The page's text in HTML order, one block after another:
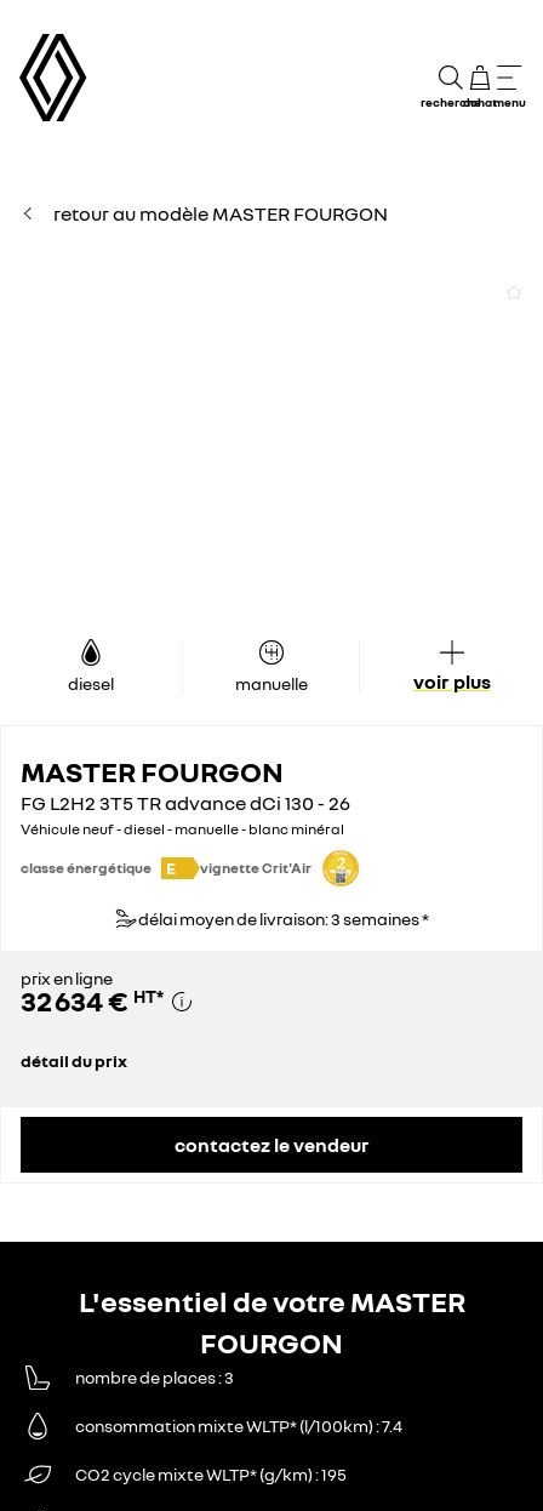
rechercheachatmenu
retour au modèle MASTER FOURGON
diesel manuelle voir plus
MASTER FOURGON
FG L2H2 3T5 TR advance dCi 130 - 26
Véhicule neuf - diesel - manuelle - blanc minéral
classe énergétique E vignette Crit'Air
délai moyen de livraison: 3 semaines *
prix en ligne
32 634 € HT*
détail du prix
contactez le vendeur
L'essentiel de votre MASTER
FOURGON
nombre de places 3
consommation mixte WLTP* (l/100km) 7.4
CO2 cycle mixte WLTP* (g/km) 195